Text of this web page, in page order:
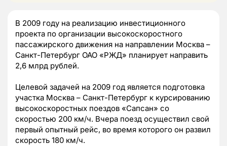
В 2009 году на реализацию инвестиционного
проекта по организации высокоскоростного
пассажирского движения на направлении Москва –
Санкт-Петербург ОАО «РЖД» планирует направить
2,6 млрд рублей.
Целевой задачей на 2009 год является подготовка
участка Москва – Санкт-Петербург к курсированию
высокоскоростных поездов «Сапсан» со
скоростью 200 км/ч. Вчера поезд осуществил свой
первый опытный рейс, во время которого он развил
скорость 180 км/ч.